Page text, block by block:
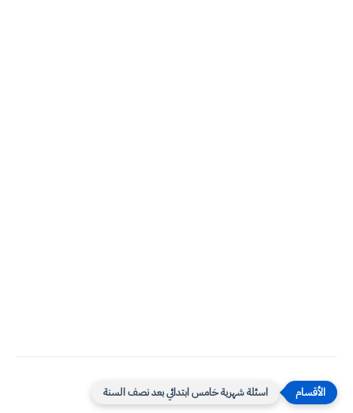
اسئلة شهرية خامس ابتدائي بعد نصف السنة